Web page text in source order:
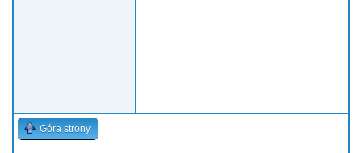
Góra strony